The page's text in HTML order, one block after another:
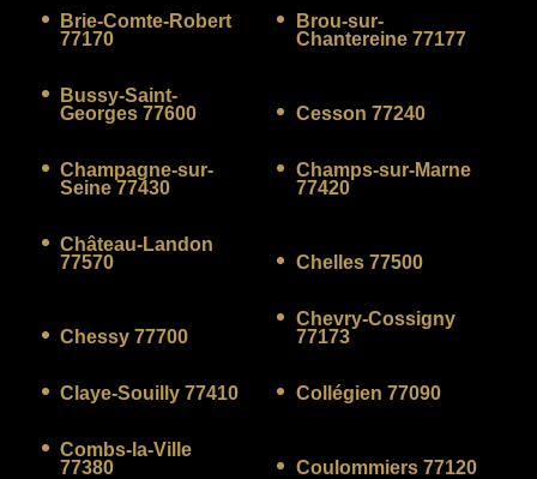
Brie-Comte-Robert
77170
Brou-sur-
Chantereine 77177
Bussy-Saint-
Georges 77600
Cesson 77240
Champagne-sur-
Seine 77430
Champs-sur-Marne
77420
Château-Landon
77570
Chelles 77500
Chessy 77700
Chevry-Cossigny
77173
Claye-Souilly 77410 Collégien 77090
Combs-la-Ville
77380
Coulommiers 77120